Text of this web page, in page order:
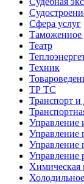
Сфера услуг
Таможенное
Театр
Техник
ТР ТС
Транспорт и
Управление
Управление
Управление
Управление
Химическая